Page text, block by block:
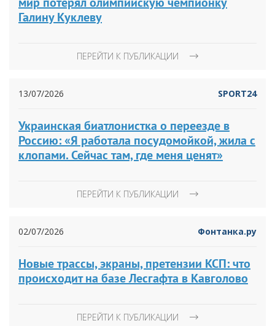
Галину Куклеву
ПЕРЕЙТИ К ПУБЛИКАЦИИ
13/07/2026 SPORT24
Украинская биатлонистка о переезде в
Россию: «Я работала посудомойкой, жила с
клопами. Сейчас там, где меня ценят»
ПЕРЕЙТИ К ПУБЛИКАЦИИ
02/07/2026 Фонтанка.ру
Новые трассы, экраны, претензии КСП: что
происходит на базе Лесгафта в Кавголово
ПЕРЕЙТИ К ПУБЛИКАЦИИ